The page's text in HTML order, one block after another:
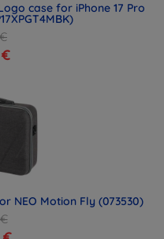
case for iPhone 17 Pro
NEO Motion Fly (073530)